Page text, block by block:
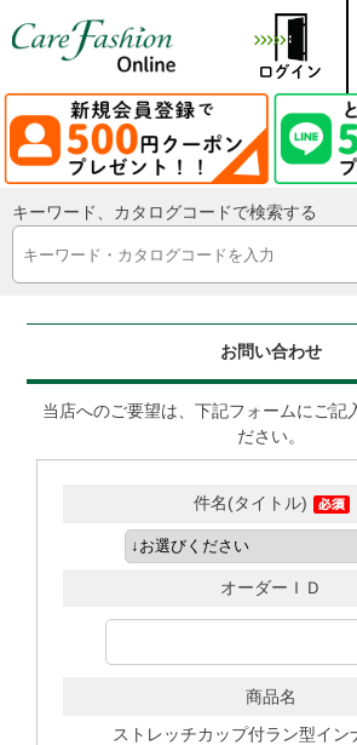
キーワード、カタログコードで検索する
お問い合わせ
当店へのご要望は、下記フォームにご記
ださい。
件名(タイトル)
オーダーＩＤ
商品名
ストレッチカップ付ラン型イン